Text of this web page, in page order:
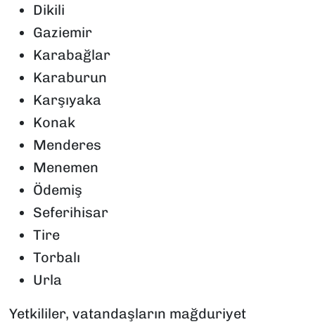
Dikili
Gaziemir
Karabağlar
Karaburun
Karşıyaka
Konak
Menderes
Menemen
Ödemiş
Seferihisar
Tire
Torbalı
Urla
Yetkililer, vatandaşların mağduriyet